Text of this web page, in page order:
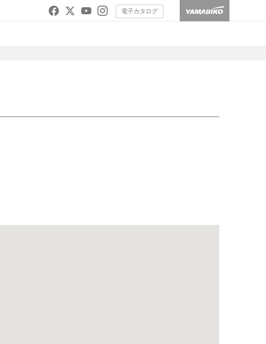
電子カタログ